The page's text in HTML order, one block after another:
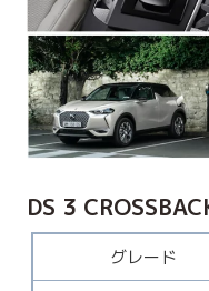
DS 3
グレード